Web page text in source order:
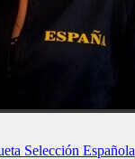
Selección Española